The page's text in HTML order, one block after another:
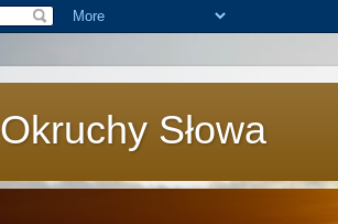
Okruchy Słowa